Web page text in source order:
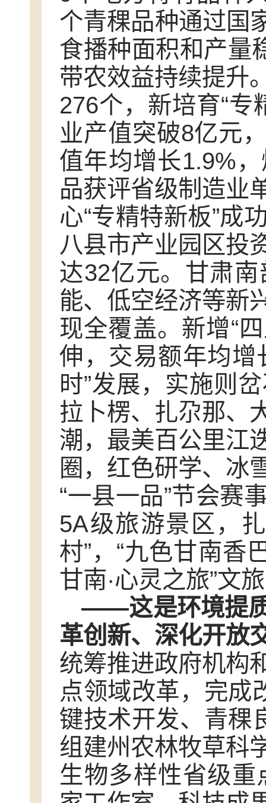
个青稞品种通过国
食播种面积和产量
带农效益持续提升
276个，新培育“
业产值突破8亿元
值年均增长1.9%
品获评省级制造业
心“专精特新板”成
八县市产业园区投
达32亿元。甘肃
能、低空经济等新
现全覆盖。新增“
伸，交易额年均增
时”发展，实施则
拉卜楞、扎尕那、
潮，最美百公里江
圈，红色研学、冰
“一县一品”节会赛
5A级旅游景区，
村”，“九色甘南香
甘南·心灵之旅”文
——这是环境提
革创新、深化开放
统筹推进政府机构
点领域改革，完成
键技术开发、青稞
组建州农林牧草科
生物多样性省级